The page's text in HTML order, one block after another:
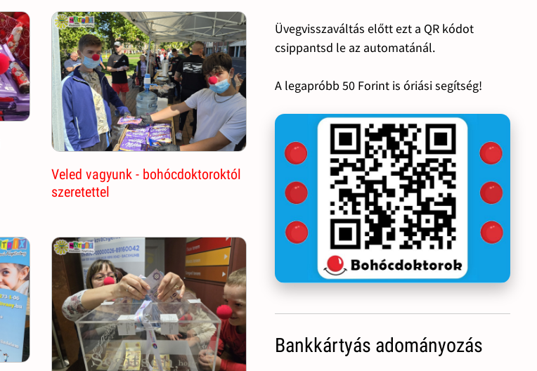
Veled vagyunk - bohócdoktoroktól
szeretettel
Üvegvisszaváltás előtt ezt a QR kódot
csippantsd le az automatánál.
A legapróbb 50 Forint is óriási segítség!
Bankkártyás adományozás